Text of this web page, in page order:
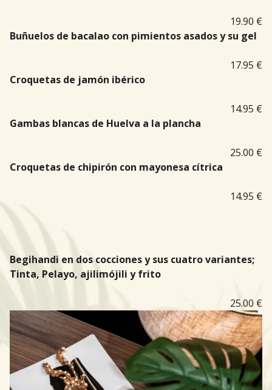
19.90 €
Buñuelos de bacalao con pimientos asados y su gel
17.95 €
Croquetas de jamón ibérico
14.95 €
Gambas blancas de Huelva a la plancha
25.00 €
Croquetas de chipirón con mayonesa cítrica
14.95 €
Begihandi en dos cocciones y sus cuatro variantes;
Tinta, Pelayo, ajilimójili y frito
25.00 €